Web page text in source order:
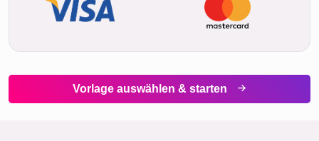
Vorlage auswählen & starten